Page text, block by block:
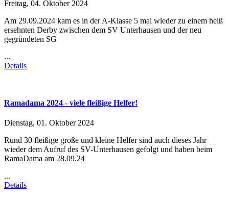
Freitag, 04. Oktober 2024
Am 29.09.2024 kam es in der A-Klasse 5 mal wieder zu einem heiß
ersehnten Derby zwischen dem SV Unterhausen und der neu
gegründeten SG
...
Details
Ramadama 2024 - viele fleißige Helfer!
Dienstag, 01. Oktober 2024
Rund 30 fleißige große und kleine Helfer sind auch dieses Jahr
wieder dem Aufruf des SV-Unterhausen gefolgt und haben beim
RamaDama am 28.09.24
...
Details